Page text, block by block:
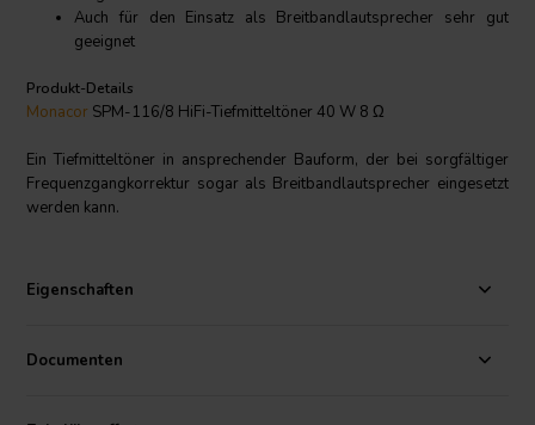
Auch für den Einsatz als Breitbandlautsprecher sehr gut
geeignet
Produkt-Details
Monacor SPM-116/8 HiFi-Tiefmitteltöner 40 W 8 Ω
Ein Tiefmitteltöner in ansprechender Bauform, der bei sorgfältiger
Frequenzgangkorrektur sogar als Breitbandlautsprecher eingesetzt
werden kann.
Eigenschaften
Documenten